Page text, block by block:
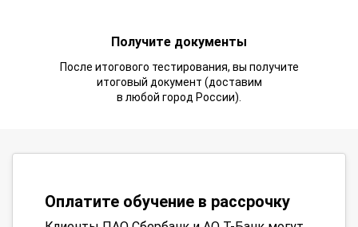
Получите документы
После итогового тестирования, вы получите
итоговый документ (доставим
в любой город России).
Оплатите обучение в рассрочку